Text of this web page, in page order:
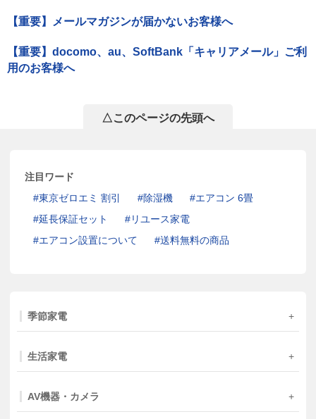
【重要】メールマガジンが届かないお客様へ
【重要】docomo、au、SoftBank「キャリアメール」ご利
用のお客様へ
△このページの先頭へ
注目ワード
東京ゼロエミ 割引
除湿機
エアコン 6畳
延長保証セット
リユース家電
エアコン設置について
送料無料の商品
季節家電
生活家電
AV機器・カメラ